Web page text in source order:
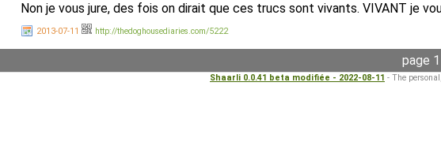
Non je vous jure, des fois on dirait que ces trucs sont vivants. VIVANT je
2013-07-11 http://thedoghousediaries.com/5222
page
Shaarli 0.0.41 beta modifiée - 2022-08-11 - The